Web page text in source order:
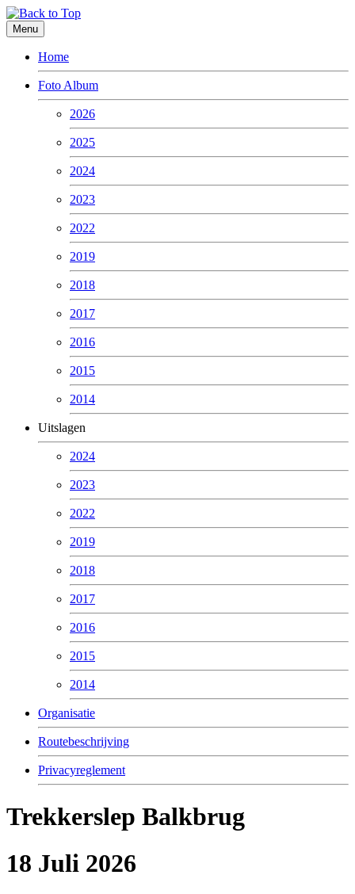
Menu
Home
Foto Album
2026
2025
2024
2023
2022
2019
2018
2017
2016
2015
2014
Uitslagen
2024
2023
2022
2019
2018
2017
2016
2015
2014
Organisatie
Routebeschrijving
Privacyreglement
Trekkerslep Balkbrug
18 Juli 2026